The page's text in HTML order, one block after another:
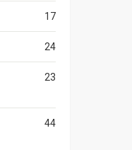
17
24
23
44